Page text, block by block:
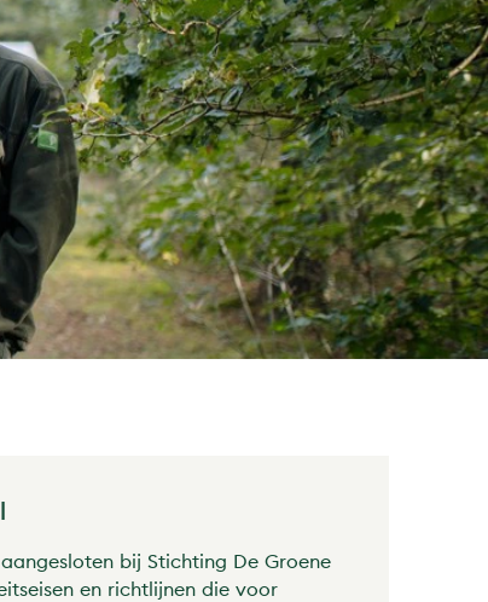
bij Stichting De Groene
en richtlijnen die voor